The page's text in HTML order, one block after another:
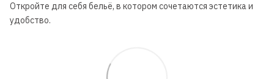
Откройте для себя бельё, в котором сочетаются эстетика и
удобство.